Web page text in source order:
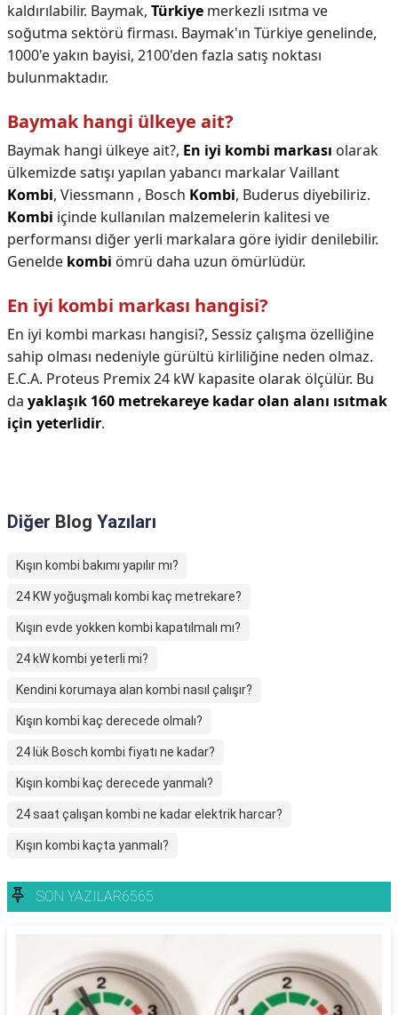
kaldırılabilir. Baymak, Türkiye merkezli ısıtma ve
soğutma sektörü firması. Baymak'ın Türkiye genelinde,
1000'e yakın bayisi, 2100'den fazla satış noktası
bulunmaktadır.
Baymak hangi ülkeye ait?
Baymak hangi ülkeye ait?, En iyi kombi markası olarak
ülkemizde satışı yapılan yabancı markalar Vaillant
Kombi, Viessmann , Bosch Kombi, Buderus diyebiliriz.
Kombi içinde kullanılan malzemelerin kalitesi ve
performansı diğer yerli markalara göre iyidir denilebilir.
Genelde kombi ömrü daha uzun ömürlüdür.
En iyi kombi markası hangisi?
En iyi kombi markası hangisi?, Sessiz çalışma özelliğine
sahip olması nedeniyle gürültü kirliliğine neden olmaz.
E.C.A. Proteus Premix 24 kW kapasite olarak ölçülür. Bu
da yaklaşık 160 metrekareye kadar olan alanı ısıtmak
için yeterlidir.
Diğer Blog Yazıları
Kışın kombi bakımı yapılır mı?
24 KW yoğuşmalı kombi kaç metrekare?
Kışın evde yokken kombi kapatılmalı mı?
24 kW kombi yeterli mi?
Kendini korumaya alan kombi nasıl çalışır?
Kışın kombi kaç derecede olmalı?
24 lük Bosch kombi fiyatı ne kadar?
Kışın kombi kaç derecede yanmalı?
24 saat çalışan kombi ne kadar elektrik harcar?
Kışın kombi kaçta yanmalı?
SON YAZILAR6565